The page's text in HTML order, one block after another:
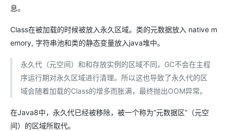
息。
Class在被加载的时候被放入永久区域。类的元数据放入 native m
emory, 字符串池和类的静态变量放入java堆中。
永久代（元空间）和和存放实例的区域不同，GC不会在主程
序运行期对永久区域进行清理。所以这也导致了永久代的区
域会随着加载的Class的增多而胀满，最终抛出OOM异常。
在Java8中，永久代已经被移除，被一个称为“元数据区”（元空
间）的区域所取代。